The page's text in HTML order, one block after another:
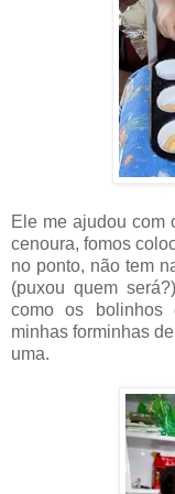
Ele me ajudou com
cenoura, fomos
no ponto, não tem
(puxou quem
como os bolinhos
minhas forminhas
uma.